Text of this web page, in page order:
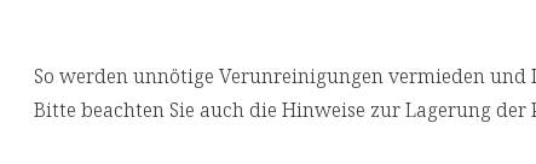
So werden unnötige Verunreinigungen vermieden
Bitte beachten Sie auch die Hinweise zur Lagerung der